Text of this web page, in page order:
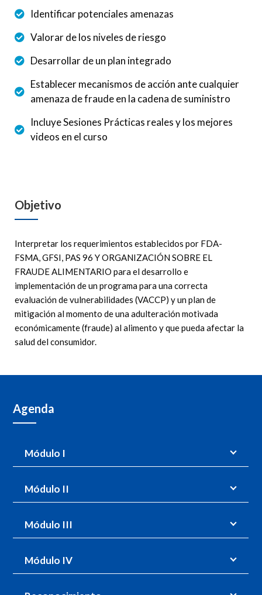
Identificar potenciales amenazas
Valorar de los niveles de riesgo
Desarrollar de un plan integrado
Establecer mecanismos de acción ante cualquier
amenaza de fraude en la cadena de suministro
Incluye Sesiones Prácticas reales y los mejores
videos en el curso
Objetivo
Interpretar los requerimientos establecidos por FDA-
FSMA, GFSI, PAS 96 Y ORGANIZACIÓN SOBRE EL
FRAUDE ALIMENTARIO para el desarrollo e
implementación de un programa para una correcta
evaluación de vulnerabilidades (VACCP) y un plan de
mitigación al momento de una adulteración motivada
económicamente (fraude) al alimento y que pueda afectar la
salud del consumidor.
Agenda
Módulo I
Módulo II
Módulo III
Módulo IV